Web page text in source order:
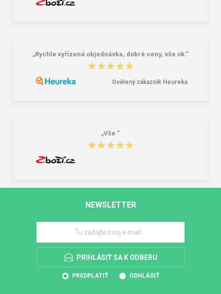
„Rychle vyřízená objednávka, dobré ceny, vše ok.“
★★★★★
★★★★★
Ověřený zákazník Heureka
„Vše “
★★★★★
★★★★★
NEWSLETTER
PRIHLÁSIŤ SA K ODBERU
PREDPLATIŤ ODHLÁSIŤ